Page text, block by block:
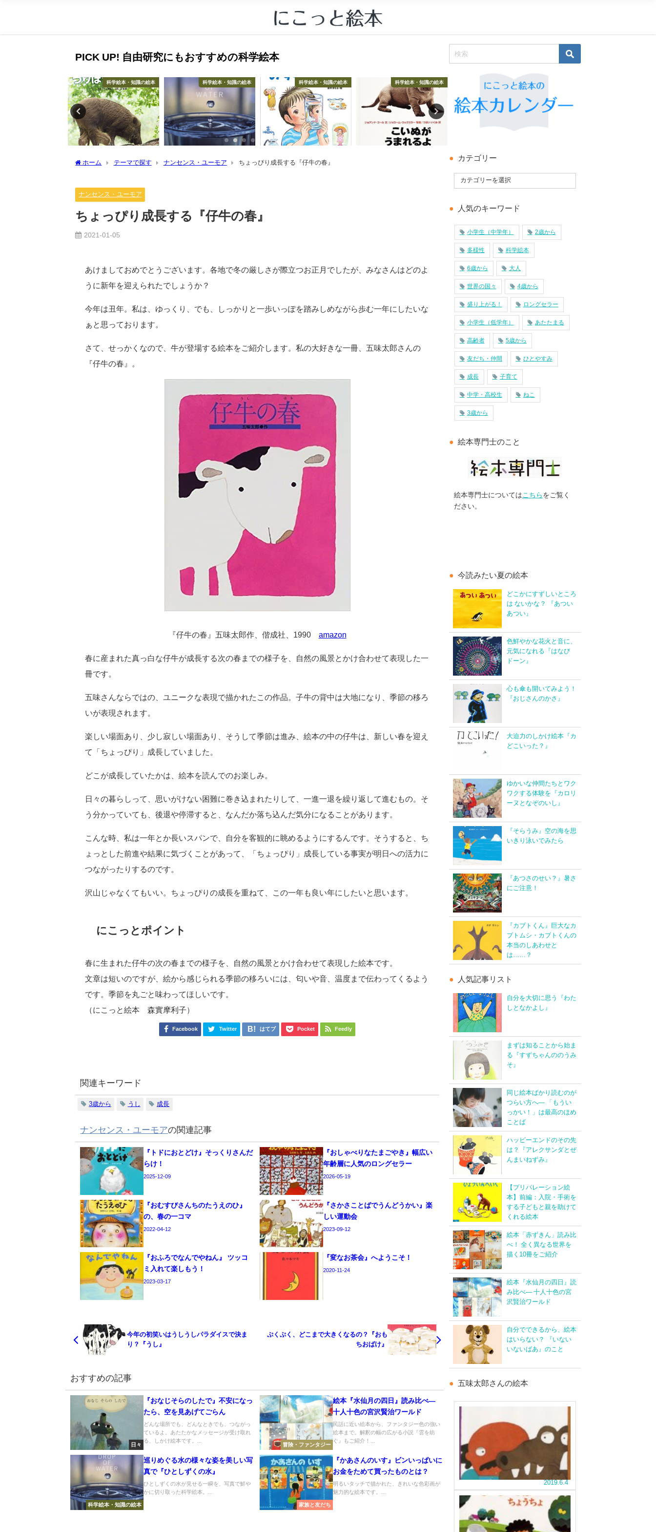
PICK UP! 自由研究にもおすすめの科学絵本
科学絵本・知識の絵本 科学絵本・知識の絵本 科学絵本・知識の絵本 科学絵本・知識の絵本 科学絵本・知識の絵本
ホーム テーマで探す ナンセンス・ユーモア ちょっぴり成長する『仔牛の春』
ナンセンス・ユーモア
ちょっぴり成長する『仔牛の春』
2021-01-05
あけましておめでとうございます。各地で冬の厳しさが際立つお正月でしたが、みなさんはどのよ
うに新年を迎えられたでしょうか？
今年は丑年。私は、ゆっくり、でも、しっかりと一歩いっぽを踏みしめながら歩む一年にしたいな
ぁと思っております。
さて、せっかくなので、牛が登場する絵本をご紹介します。私の大好きな一冊、五味太郎さんの
『仔牛の春』。
『仔牛の春』五味太郎作、偕成社、1990 amazon
春に産まれた真っ白な仔牛が成長する次の春までの様子を、自然の風景とかけ合わせて表現した一
冊です。
五味さんならではの、ユニークな表現で描かれたこの作品。子牛の背中は大地になり、季節の移ろ
いが表現されます。
楽しい場面あり、少し寂しい場面あり、そうして季節は進み、絵本の中の仔牛は、新しい春を迎え
て「ちょっぴり」成長していました。
どこが成長していたかは、絵本を読んでのお楽しみ。
日々の暮らしって、思いがけない困難に巻き込まれたりして、一進一退を繰り返して進むもの。そ
う分かっていても、後退や停滞すると、なんだか落ち込んだ気分になることがあります。
こんな時、私は一年とか長いスパンで、自分を客観的に眺めるようにするんです。そうすると、ち
ょっとした前進や結果に気づくことがあって、「ちょっぴり」成長している事実が明日への活力に
つながったりするのです。
沢山じゃなくてもいい。ちょっぴりの成長を重ねて、この一年も良い年にしたいと思います。
にこっとポイント
春に生まれた仔牛の次の春までの様子を、自然の風景とかけ合わせて表現した絵本です。
文章は短いのですが、絵から感じられる季節の移ろいには、匂いや音、温度まで伝わってくるよう
です。季節を丸ごと味わってほしいです。
（にこっと絵本 森實摩利子）
Facebook Twitter はてブ Pocket Feedly
関連キーワード
3歳から うし 成長
ナンセンス・ユーモアの関連記事
『トドにおとどけ』そっくりさんだ
らけ！
2025-12-09
『おしゃべりなたまごやき』幅広い
年齢層に人気のロングセラー
2026-05-19
『おむすびさんちのたうえのひ』
の、春の一コマ
2022-04-12
『さかさことばでうんどうかい』楽
しい運動会
2023-09-12
『おふろでなんでやねん』 ツッコ
ミ入れて楽しもう！
2023-03-17
『変なお茶会』へようこそ！
2020-11-24
今年の初笑いはうしうしパラダイスで決ま
り？『うし』
ぷくぷく、どこまで大きくなるの？『おも
ちおばけ』
おすすめの記事
日々
『おなじそらのしたで』不安になっ
たら、空を見あげてごらん
どんな場所でも、どんなときでも、つながっ
ているよ。あたたかなメッセージが受け取れ
る、しかけ絵本です。...
冒険・ファンタジー
絵本『水仙月の四日』読み比べ―
十人十色の宮沢賢治ワールド
民話に近い絵本から、ファンタジー色の強い
絵本まで。解釈の幅の広がる小説『雲を紡
ぐ』もご紹介！...
科学絵本・知識の絵本
巡りめぐる水の様々な姿を美しい写
真で『ひとしずくの水』
ひとしずくの水が見せる一瞬を、写真で鮮や
かに切り取った科学絵本。...
家族と友だち
『かあさんのいす』ビンいっぱいに
お金をためて買ったものとは？
明るいタッチで描かれた、きれいな色彩画が
魅力的な絵本です。...
カテゴリー
人気のキーワード
小学生（中学年） 2歳から
多様性 科学絵本
6歳から 大人
世界の国々 4歳から
盛り上がる！ ロングセラー
小学生（低学年） あたたまる
高齢者 5歳から
友だち・仲間 ひとやすみ
成長 子育て
中学・高校生 ねこ
3歳から
絵本専門士のこと
絵本専門士については こちら をご覧く
ださい。
今読みたい夏の絵本
どこかにすずしいところ
は ないかな？ 『あつい
あつい』
色鮮やかな花火と音に、
元気になれる『はなび
ドーン』
心も傘も開いてみよう！
『おじさんのかさ』
大迫力のしかけ絵本『カ
どこいった？』
ゆかいな仲間たちとワク
ワクする体験を『カロリ
ーヌとなぞのいし』
『そらうみ』空の海を思
いきり泳いでみたら
『あつさのせい？』暑さ
にご注意！
『カブトくん』巨大なカ
ブトムシ・カブトくんの
本当のしあわせと
は……？
人気記事リスト
自分を大切に思う『わた
しとなかよし』
まずは知ることから始ま
る『すずちゃんののうみ
そ』
同じ絵本ばかり読むのが
つらい方へ― 「もうい
っかい！」は最高のほめ
ことば
ハッピーエンドのその先
は？『アレクサンダとぜ
んまいねずみ』
【プリパレーション絵
本】前編：入院・手術を
する子どもと親を助けて
くれる絵本
絵本「赤ずきん」読み比
べ！ 全く異なる世界を
描く10冊をご紹介
絵本『水仙月の四日』読
み比べ― 十人十色の宮
沢賢治ワールド
自分でできるから、絵本
はいらない？ 『いない
いないばあ』のこと
五味太郎さんの絵本
2019.6.4